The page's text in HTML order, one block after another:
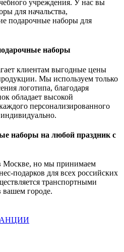
учреждения. У нас вы
для начальства,
подарочные наборы для
наборы
клиентам выгодные цены
Мы используем только
логотипа, благодаря
обладает высокой
персонализированного
наборы на любой праздник с
Москве, но мы принимаем
подарков для всех российских
транспортными
вашем городе.